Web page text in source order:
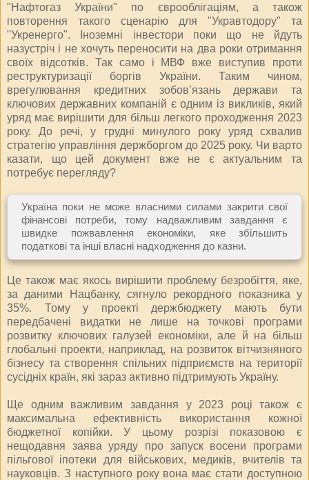
"Нафтогаз України" по єврооблігаціям, а також
повторення такого сценарію для "Укравтодору" та
"Укренерго". Іноземні інвестори поки що не йдуть
назустріч і не хочуть переносити на два роки отримання
своїх відсотків. Так само і МВФ вже виступив проти
реструктуризації боргів України. Таким чином,
врегулювання кредитних зобов’язань держави та
ключових державних компаній є одним із викликів, який
уряд має вирішити для більш легкого проходження 2023
року. До речі, у грудні минулого року уряд схвалив
стратегію управління держборгом до 2025 року. Чи варто
казати, що цей документ вже не є актуальним та
потребує перегляду?
Україна поки не може власними силами закрити свої
фінансові потреби, тому надважливим завдання є
швидке пожвавлення економіки, яке збільшить
податкові та інші власні надходження до казни.
Це також має якось вирішити проблему безробіття, яке,
за даними Нацбанку, сягнуло рекордного показника у
35%. Тому у проекті держбюджету мають бути
передбачені видатки не лише на точкові програми
розвитку ключових галузей економіки, але й на більш
глобальні проекти, наприклад, на розвиток вітчизняного
бізнесу та створення спільних підприємств на території
сусідніх країн, які зараз активно підтримують Україну.
Ще одним важливим завдання у 2023 році також є
максимальна ефективність використання кожної
бюджетної копійки. У цьому розрізі показовою є
нещодавня заява уряду про запуск восени програми
пільгової іпотеки для військових, медиків, вчителів та
науковців. З наступного року вона має стати доступною